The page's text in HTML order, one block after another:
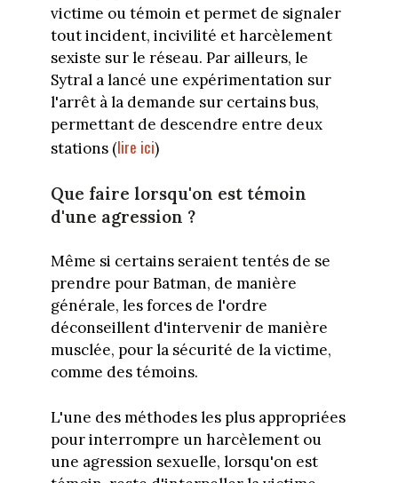
victime ou témoin et permet de signaler
tout incident, incivilité et harcèlement
sexiste sur le réseau. Par ailleurs, le
Sytral a lancé une expérimentation sur
l'arrêt à la demande sur certains bus,
permettant de descendre entre deux
stations (lire ici)
Que faire lorsqu'on est témoin
d'une agression ?
Même si certains seraient tentés de se
prendre pour Batman, de manière
générale, les forces de l'ordre
déconseillent d'intervenir de manière
musclée, pour la sécurité de la victime,
comme des témoins.
L'une des méthodes les plus appropriées
pour interrompre un harcèlement ou
une agression sexuelle, lorsqu'on est